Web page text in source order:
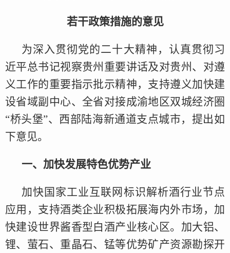
若干政策措施的意见
为深入贯彻党的二十大精神，认真贯彻习
近平总书记视察贵州重要讲话及对贵州、对遵
义工作的重要指示批示精神，支持遵义加快建
设省域副中心、全省对接成渝地区双城经济圈
“桥头堡”、西部陆海新通道支点城市，提出如
下意见。
一、加快发展特色优势产业
加快国家工业互联网标识解析酒行业节点
应用，支持酒类企业积极拓展海内外市场，加
快建设世界酱香型白酒产业核心区。加大铝、
锂、萤石、重晶石、锰等优势矿产资源勘探开